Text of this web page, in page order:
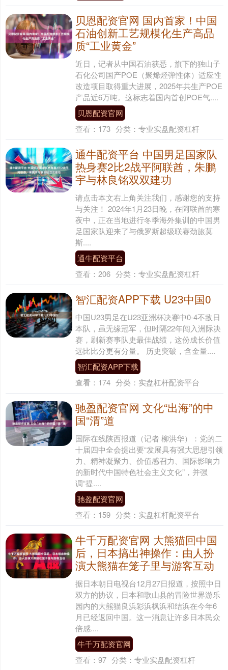
贝恩配资官网 国内首家！中国
石油创新工艺规模化生产高品
质“工业黄金”
近日，记者从中国石油获悉，旗下的独山子
石化公司国产POE（聚烯烃弹性体）适应性
改造项目取得重大进展，2025年共生产POE
产品近6万吨。这标志着国内首创POE气....
贝恩配资官网
查看： 173 分类： 专业实盘配资杠杆
通牛配资平台 中国男足国家队
热身赛2比2战平阿联酋，朱鹏
宇与林良铭双双建功
请点击本文右上角关注我们，感谢您的支持
与关注！ 2024年1月23日晚，在阿联酋的寒
夜中，正在当地进行冬季海外集训的中国男
足国家队迎来了与俄罗斯超级联赛劲旅莫
斯....
通牛配资平台
查看： 206 分类： 专业实盘配资杠杆
智汇配资APP下载 U23中国0
中国U23男足在U23亚洲杯决赛中0-4不敌日
本队，虽无缘冠军，但时隔22年闯入洲际决
赛，刷新赛事队史最佳战绩，这份成长价值
远比比分更有分量。 历史突破，含金量....
智汇配资APP下载
查看： 174 分类： 实盘杠杆配资平台
驰盈配资官网 文化“出海”的中
国“渭”道
国际在线陕西报道（记者 柳洪华）：党的二
十届四中全会提出要“发展具有强大思想引领
力、精神凝聚力、价值感召力、国际影响力
的新时代中国特色社会主义文化”，并强
调“提....
驰盈配资官网
查看： 159 分类： 实盘杠杆配资平台
牛千万配资官网 大熊猫回中国
后，日本搞出神操作：由人扮
演大熊猫在笼子里与游客互动
据日本朝日电视台12月27日报道，按照中日
双方的协议，日本和歌山县的冒险世界游乐
园内的大熊猫良浜彩浜枫浜和结浜在今年6
月已经返回中国。这一消息让许多日本民众
倍感....
牛千万配资官网
查看： 97 分类： 专业实盘配资杠杆